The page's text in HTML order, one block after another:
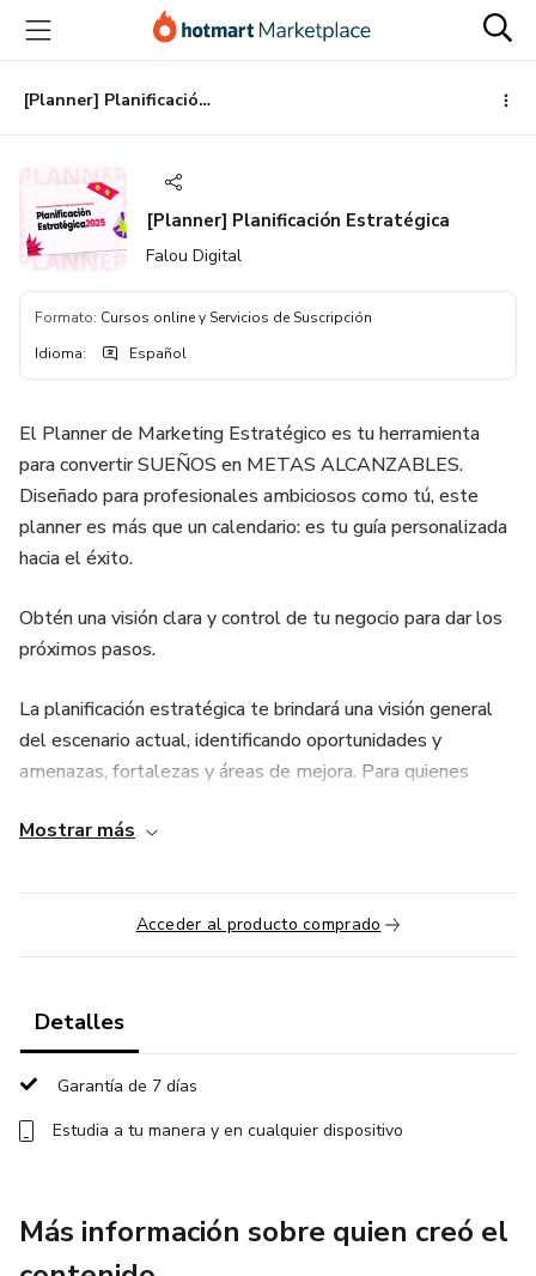
principal
página
de
página
[Planner] Planificación Estratégica
[Planner] Planificación Estratégica
Falou Digital
Formato: Cursos online y Servicios de Suscripción
Idioma: Español
El Planner de Marketing Estratégico es tu herramienta
para convertir SUEÑOS en METAS ALCANZABLES.
Diseñado para profesionales ambiciosos como tú, este
planner es más que un calendario: es tu guía personalizada
hacia el éxito.
Obtén una visión clara y control de tu negocio para dar los
próximos pasos.
La planificación estratégica te brindará una visión general
del escenario actual, identificando oportunidades y
amenazas, fortalezas y áreas de mejora. Para quienes
preciso de su negocio es fundamental.
Con una visión definida y un control firme, estarás listo para
avanzar con confianza, adaptarte a los cambios del
mercado y crear nuevas oportunidades.
Mostrar más
Acceder al producto comprado
Detalles
Garantía de 7 días
Estudia a tu manera y en cualquier dispositivo
Más información sobre quien creó el